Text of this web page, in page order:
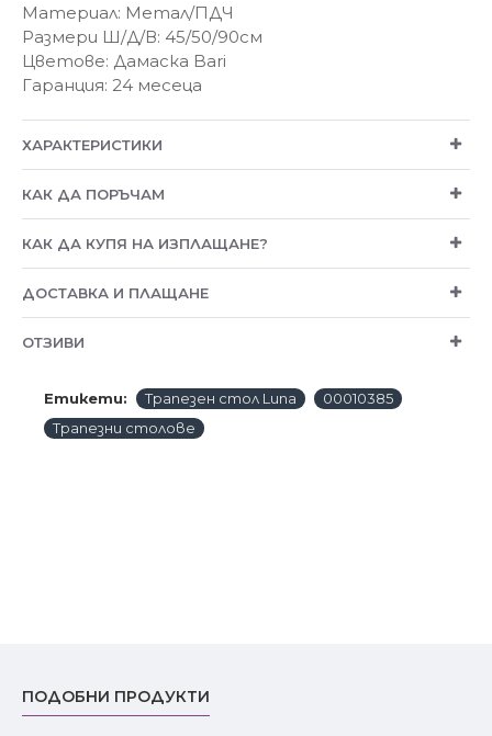
Материал: Метал/ПДЧ
Размери Ш/Д/В: 45/50/90см
Цветове: Дамаска Bari
Гаранция: 24 месеца
ХАРАКТЕРИСТИКИ
КАК ДА ПОРЪЧАМ
КАК ДА КУПЯ НА ИЗПЛАЩАНЕ?
ДОСТАВКА И ПЛАЩАНЕ
ОТЗИВИ
Етикети: Трапезен стол Luna
00010385
Трапезни столове
ПОДОБНИ ПРОДУКТИ